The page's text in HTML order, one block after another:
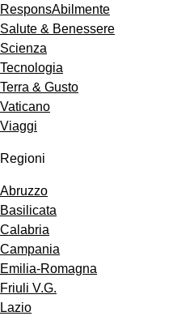
ResponsAbilmente
Salute & Benessere
Scienza
Tecnologia
Terra & Gusto
Vaticano
Viaggi
Regioni
Abruzzo
Basilicata
Calabria
Campania
Emilia-Romagna
Friuli V.G.
Lazio